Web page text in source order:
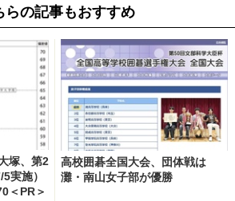
らの記事もおすすめ
塚、第2
実施）
＜PR＞
高校囲碁全国大会、団体戦は
灘・南山女子部が優勝